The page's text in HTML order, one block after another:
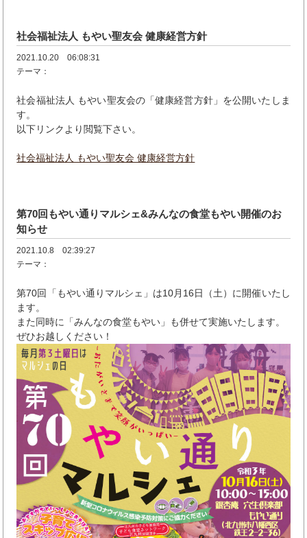
社会福祉法人 もやい聖友会 健康経営方針
2021.10.20 06:08:31
テーマ：
社会福祉法人 もやい聖友会の「健康経営方針」を公開いたしま
す。
以下リンクより閲覧下さい。
社会福祉法人 もやい聖友会 健康経営方針
第70回もやい通りマルシェ&みんなの食堂もやい開催のお
知らせ
2021.10.8 02:39:27
テーマ：
第70回「もやい通りマルシェ」は10月16日（土）に開催いたし
ます。
また同時に「みんなの食堂もやい」も併せて実施いたします。
ぜひお越しください！